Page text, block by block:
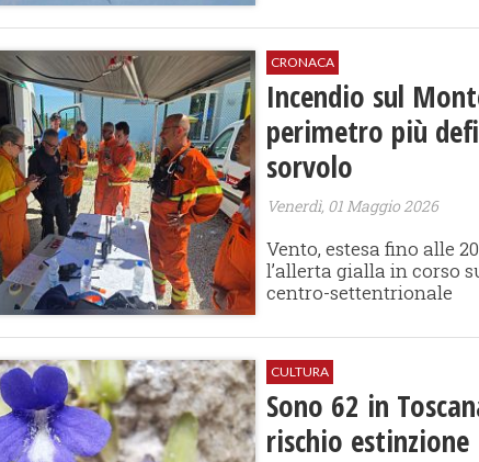
CRONACA
Incendio sul
perimetro più
sorvolo
Venerdì, 01 Maggio 2026
Vento, estesa fino alle
l’allerta gialla in corso
centro-settentrionale
CULTURA
Sono 62 in
rischio estinzione